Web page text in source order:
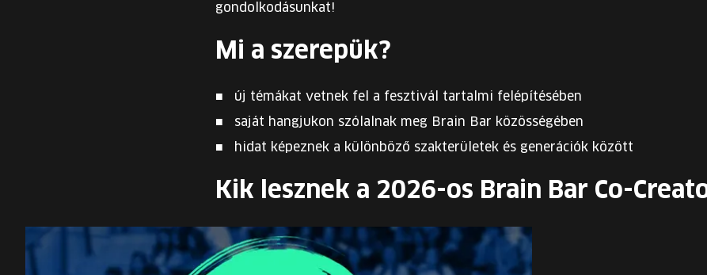
gondolkodásunkat!
Mi a szerepük?
új témákat vetnek fel a fesztivál tartalmi felépítésében
saját hangjukon szólalnak meg Brain Bar közösségében
hidat képeznek a különböző szakterületek és generációk között
Kik lesznek a 2026-os Brain Bar Co-